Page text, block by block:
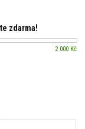
zdarma!
2 000 Kč